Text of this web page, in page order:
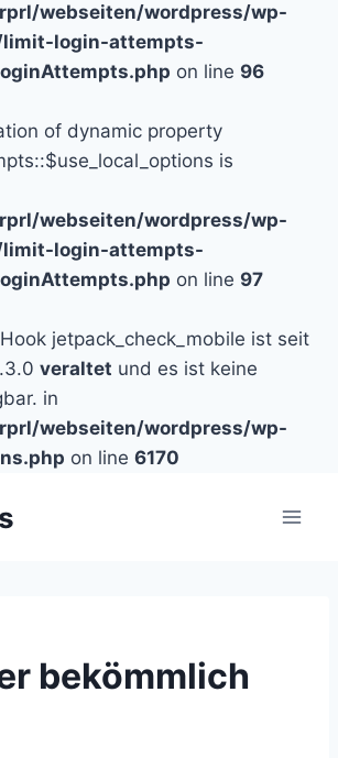
webseiten/wordpress/wp-
login-attempts-
on line 96
of dynamic property
is
webseiten/wordpress/wp-
login-attempts-
on line 97
jetpack_check_mobile ist seit
veraltet und es ist keine
in
webseiten/wordpress/wp-
on line 6170
bekömmlich